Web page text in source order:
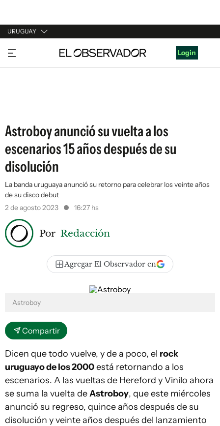
URUGUAY
URUGUAY
ARGENTINA
Login
Astroboy anunció su vuelta a los
escenarios 15 años después de su
disolución
La banda uruguaya anunció su retorno para celebrar los veinte años
de su disco debut
2 de agosto 2023
16:27 hs
Por Redacción
Agregar El Observador en
Astroboy
Compartir
Dicen que todo vuelve, y de a poco, el rock
uruguayo de los 2000está retornando a los
escenarios. A las vueltas de Hereford y Vinilo ahora
se suma la vuelta deAstroboy, que este miércoles
anunció su regreso, quince años después de su
disolución y veinte años después del lanzamiento